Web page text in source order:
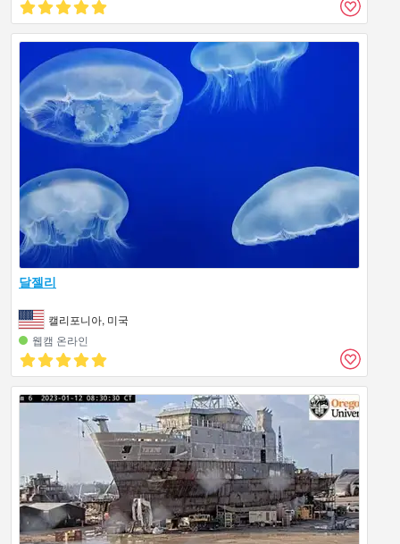
달젤리
캘리포니아, 미국
웹캠 온라인